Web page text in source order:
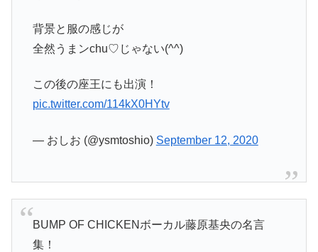
背景と服の感じが
全然うまンchu♡じゃない(^^)
この後の座王にも出演！
pic.twitter.com/114kX0HYtv
— おしお (@ysmtoshio) September 12, 2020
BUMP OF CHICKENボーカル藤原基央の名言
集！